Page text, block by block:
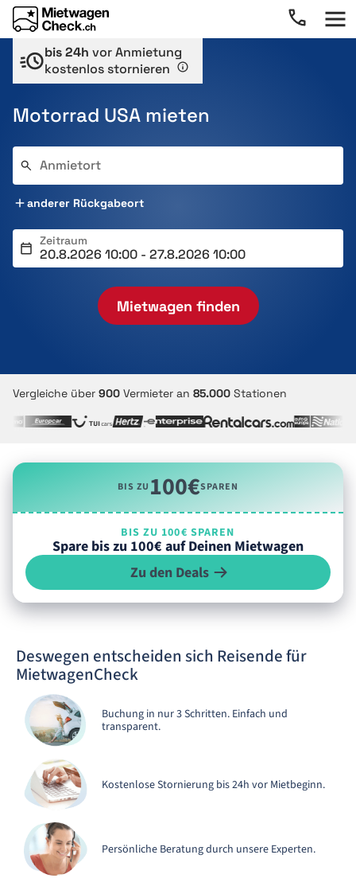
bis 24h vor Anmietung
kostenlos stornieren
Motorrad USA mieten
Anmietort
anderer Rückgabeort
Zeitraum
Mietwagen finden
Vergleiche über 900 Vermieter an 85.000 Stationen
BIS ZU100€SPAREN
BIS ZU 100€ SPAREN
Spare bis zu 100€ auf Deinen Mietwagen
Zu den Deals
Deswegen entscheiden sich Reisende für
MietwagenCheck
Buchung in nur 3 Schritten. Einfach und
transparent.
Kostenlose Stornierung bis 24h vor Mietbeginn.
Persönliche Beratung durch unsere Experten.